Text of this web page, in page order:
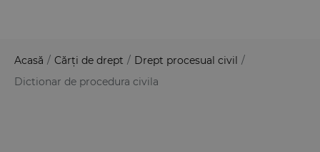
Acasă / Cărți de drept / Drept procesual civil /
Dictionar de procedura civila